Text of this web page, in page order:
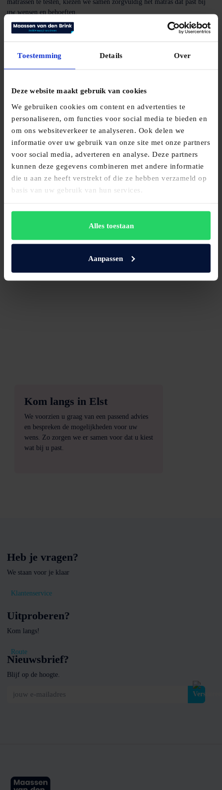
Toestemming Details Over
Deze website maakt gebruik van cookies
We gebruiken cookies om content en advertenties te
personaliseren, om functies voor social media te bieden en
om ons websiteverkeer te analyseren. Ook delen we
informatie over uw gebruik van onze site met onze partners
voor social media, adverteren en analyse. Deze partners
kunnen deze gegevens combineren met andere informatie
die u aan ze heeft verstrekt of die ze hebben verzameld op
basis van uw gebruik van hun services.
Alles toestaan
Aanpassen
matrassen te testen, kiezen we samen zorgvuldig het matras dat past bij
uw wensen en behoeften.
Meer informatie
Bedden waar
je van droomt.
Kom langs in Elst
We voorzien u graag van een passend advies
en bespreken de mogelijkheden voor uw
wens. Zo zorgen we er samen voor dat u kiest
wat bij u past.
Heb je vragen?
We staan voor je klaar
Klantenservice
Uitproberen?
Kom langs!
Route
Nieuwsbrief?
Blijf op de hoogte.
jouw e-mailadres